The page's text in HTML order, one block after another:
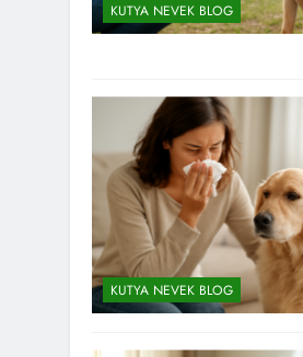
KUTYA NEVEK BLOG
KUTYA NEVEK BLOG
KUTYA NEVEK ORSZÁG SZERINT
kutya nevek